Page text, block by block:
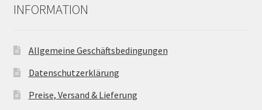
INFORMATION
Allgemeine Geschäftsbedingungen
Datenschutzerklärung
Preise, Versand & Lieferung